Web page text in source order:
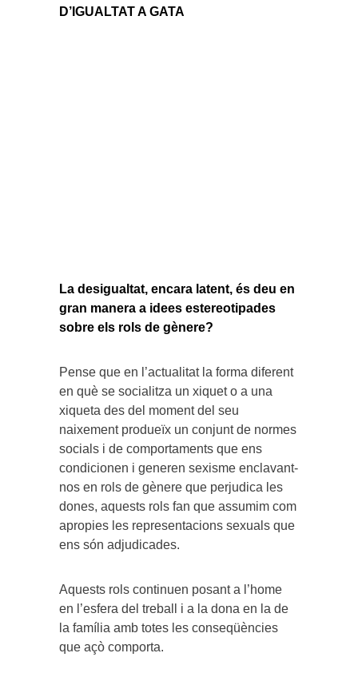
D’IGUALTAT A GATA
La desigualtat, encara latent, és deu en
gran manera a idees estereotipades
sobre els rols de gènere?
Pense que en l’actualitat la forma diferent
en què se socialitza un xiquet o a una
xiqueta des del moment del seu
naixement produeïx un conjunt de normes
socials i de comportaments que ens
condicionen i generen sexisme enclavant-
nos en rols de gènere que perjudica les
dones, aquests rols fan que assumim com
apropies les representacions sexuals que
ens són adjudicades.
Aquests rols continuen posant a l’home
en l’esfera del treball i a la dona en la de
la família amb totes les conseqüències
que açò comporta.